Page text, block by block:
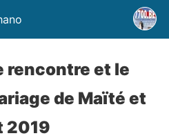
rencontre et le
de Maïté et
2019